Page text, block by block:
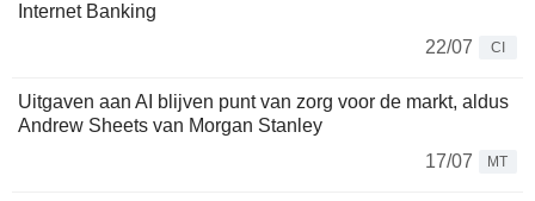
Internet Banking
22/07
CI
Uitgaven aan AI blijven punt van zorg voor de markt, aldus
Andrew Sheets van Morgan Stanley
17/07
MT